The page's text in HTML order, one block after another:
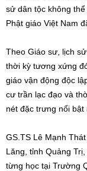
sử dân tộc không
Phật giáo Việt Nam
Theo Giáo sư, lịch
thời kỳ tương xứng
giáo vận động độc
cư trần lạc đạo và
nét đặc trưng nổi bật
GS.TS Lê Mạnh
Lăng, tỉnh Quảng
từng học tại Trường